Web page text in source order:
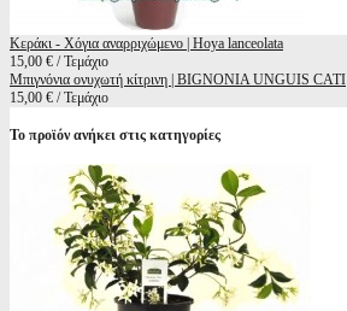
Κεράκι - Χόγια αναρριχώμενο | Hoya lanceolata
15,00 € / Τεμάχιο
Μπιγνόνια ονυχωτή κίτρινη | BIGNONIA UNGUIS CATI
15,00 € / Τεμάχιο
Το προϊόν ανήκει στις κατηγορίες